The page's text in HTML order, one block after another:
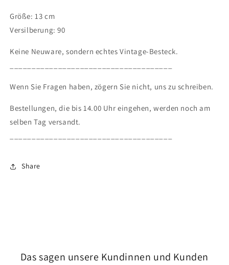
Größe: 13 cm
Versilberung: 90
Keine Neuware, sondern echtes Vintage-Besteck.
Wenn Sie Fragen haben, zögern Sie nicht, uns zu schreiben.
Bestellungen, die bis 14.00 Uhr eingehen, werden noch am
selben Tag versandt.
Share
Das sagen unsere Kundinnen und Kunden